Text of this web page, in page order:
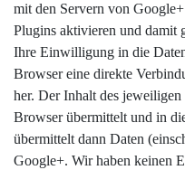
mit den Servern von
Plugins aktivieren und damit
Ihre Einwilligung in die
Browser eine direkte
her. Der Inhalt des
Browser übermittelt und in
übermittelt dann Daten
Google+. Wir haben keinen